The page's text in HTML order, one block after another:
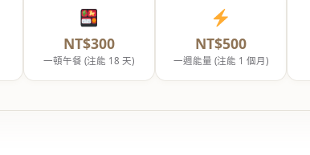
NT$300
一頓午餐 (注能 18 天)
NT$500
一週能量 (注能 1 個月)